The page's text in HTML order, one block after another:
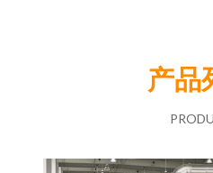
产品